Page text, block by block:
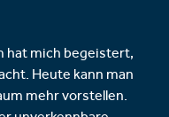
hat mich begeistert,
Heute kann man
mehr vorstellen.